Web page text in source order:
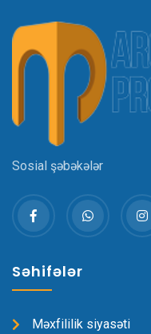
Sosial şəbəkələr
Səhifələr
Məxfililik siyasəti